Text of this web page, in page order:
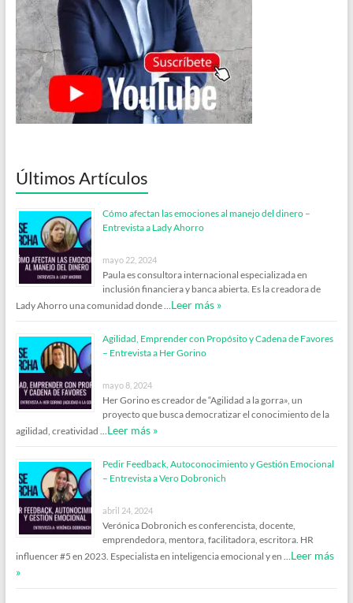
Últimos Artículos
Cómo afectan las emociones al manejo del dinero –
Entrevista a Lady Ahorro
mayo 22, 2024
Paula es consultora internacional especializada en
inclusión financiera y banca abierta. Es la creadora de
Lady Ahorro una comunidad donde …Leer más »
Agilidad, Emprender con Propósito y Cadena de Favores
– Entrevista a Her Gorino
mayo 8, 2024
Her Gorino es creador de “Agilidad a la gorra», un
proyecto que busca democratizar el conocimiento de la
agilidad, creatividad …Leer más »
Pedir Feedback, Autoconocimiento y Gestión Emocional
– Entrevista a Vero Dobronich
abril 24, 2024
Verónica Dobronich es conferencista, docente,
emprendedora, mentora, facilitadora, escritora. HR
influencer #5 en 2023. Especialista en inteligencia emocional y en …Leer más
»